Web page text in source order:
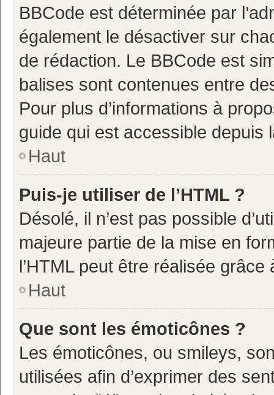
BBCode est déterminée par
également le désactiver sur
de rédaction. Le BBCode est
balises sont contenues entre
Pour plus d’informations à
guide qui est accessible depuis
Haut
Puis-je utiliser de l’HTML ?
Désolé, il n’est pas possible
majeure partie de la mise en
l’HTML peut être réalisée grâce
Haut
Que sont les émoticônes ?
Les émoticônes, ou smileys,
utilisées afin d’exprimer des